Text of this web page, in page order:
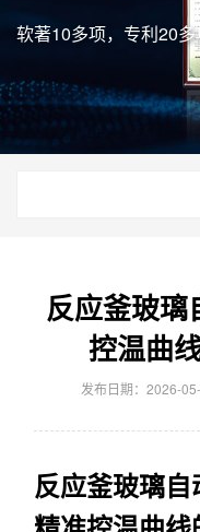
软著10多项，专利20
反应釜玻璃
控温曲
发布日期：2026-
反应釜玻璃